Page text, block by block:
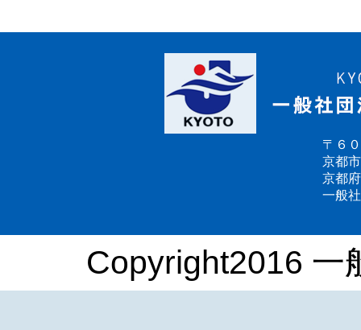
〒６
京都
京都
一般
Copyright2016